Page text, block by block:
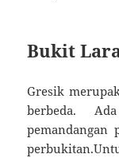
Bukit
Gresik
berbeda.
pemandangan